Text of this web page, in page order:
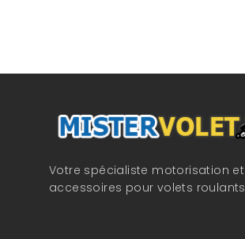
Votre spécialiste motorisation et
accessoires pour volets roulants